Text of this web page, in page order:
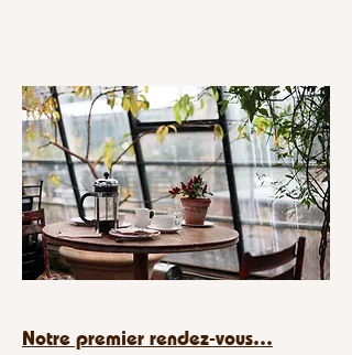
Notre premier rendez-vous…